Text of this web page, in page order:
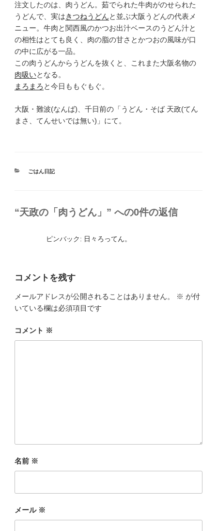
注文したのは、肉うどん。茹でられた牛肉がのせられた
うどんで、実はきつねうどんと並ぶ大阪うどんの代表メ
ニュー。牛肉と関西風のかつお出汁ベースのうどん汁と
の相性はとても良く、肉の脂の甘さとかつおの風味が口
の中に広がる一品。
この肉うどんからうどんを抜くと、これまた大阪名物の
肉吸いとなる。
まろまろ と今日ももぐもぐ。
大阪・難波(なんば)、千日前の「うどん・そば 天政(てん
まさ、てんせいでは無い)」にて。
カ
ごはん日記
“天政の「肉うどん」” への0件の返信
ピンバック: 日々ろってん。
コメントを残す
メールアドレスが公開されることはありません。 ※ が付
いている欄は必須項目です
コメント ※
名前 ※
メール ※